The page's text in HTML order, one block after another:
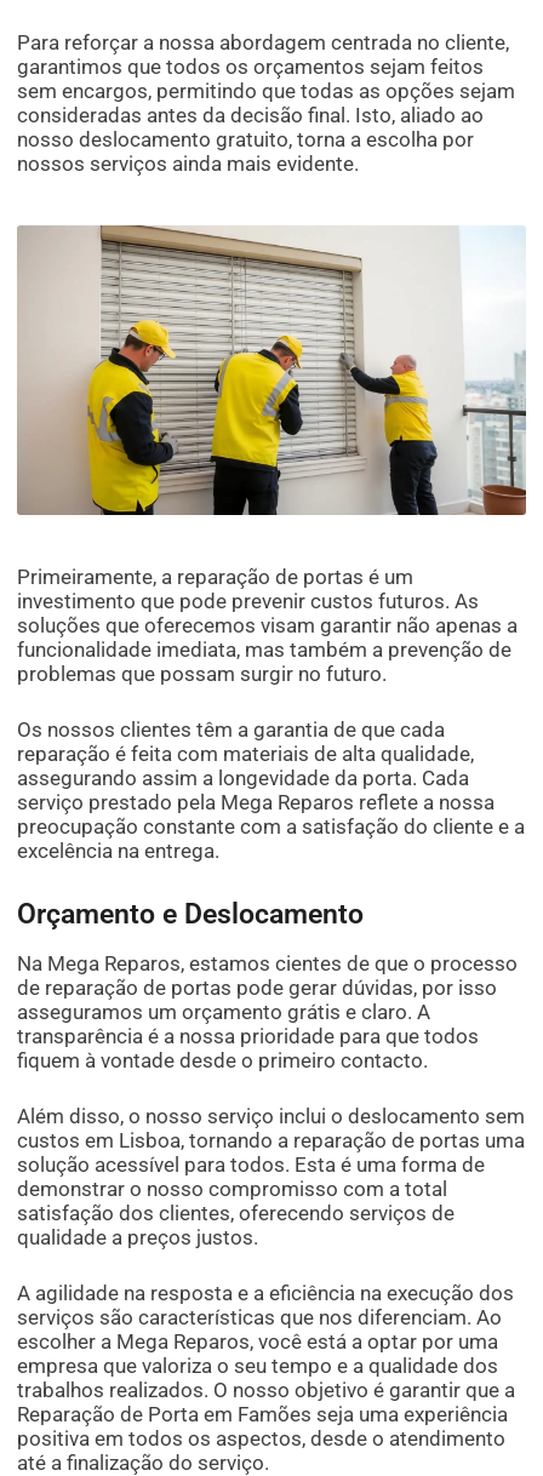
Para reforçar a nossa abordagem centrada no cliente,
garantimos que todos os orçamentos sejam feitos
sem encargos, permitindo que todas as opções sejam
consideradas antes da decisão final. Isto, aliado ao
nosso deslocamento gratuito, torna a escolha por
nossos serviços ainda mais evidente.
Primeiramente, a reparação de portas é um
investimento que pode prevenir custos futuros. As
soluções que oferecemos visam garantir não apenas a
funcionalidade imediata, mas também a prevenção de
problemas que possam surgir no futuro.
Os nossos clientes têm a garantia de que cada
reparação é feita com materiais de alta qualidade,
assegurando assim a longevidade da porta. Cada
serviço prestado pela Mega Reparos reflete a nossa
preocupação constante com a satisfação do cliente e a
excelência na entrega.
Orçamento e Deslocamento
Na Mega Reparos, estamos cientes de que o processo
de reparação de portas pode gerar dúvidas, por isso
asseguramos um orçamento grátis e claro. A
transparência é a nossa prioridade para que todos
fiquem à vontade desde o primeiro contacto.
Além disso, o nosso serviço inclui o deslocamento sem
custos em Lisboa, tornando a reparação de portas uma
solução acessível para todos. Esta é uma forma de
demonstrar o nosso compromisso com a total
satisfação dos clientes, oferecendo serviços de
qualidade a preços justos.
A agilidade na resposta e a eficiência na execução dos
serviços são características que nos diferenciam. Ao
escolher a Mega Reparos, você está a optar por uma
empresa que valoriza o seu tempo e a qualidade dos
trabalhos realizados. O nosso objetivo é garantir que a
Reparação de Porta em Famões seja uma experiência
positiva em todos os aspectos, desde o atendimento
até a finalização do serviço.